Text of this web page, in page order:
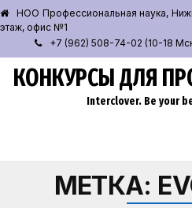
НОО Профессиональная наука,
этаж, офис №1
+7 (962) 508-74-02 (10-18
КОНКУРСЫ ДЛЯ
Interclover. Be your
МЕТКА: